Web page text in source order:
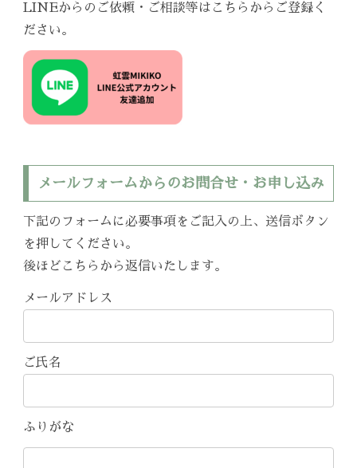
LINEからのご依頼・ご相談等はこちらからご登録く
ださい。
メールフォームからのお問合せ・お申し込み
下記のフォームに必要事項をご記入の上、送信ボタン
を押してください。
後ほどこちらから返信いたします。
メールアドレス
ご氏名
ふりがな